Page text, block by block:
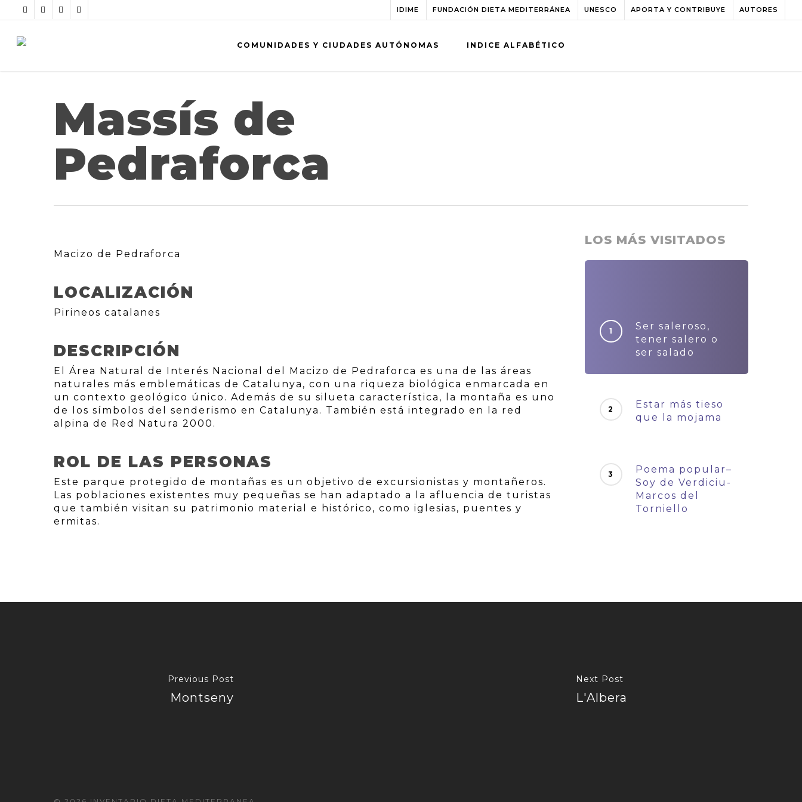
IDIME FUNDACIÓN DIETA MEDITERRÁNEA UNESCO APORTA Y CONTRIBUYE AUTORES
COMUNIDADES Y CIUDADES AUTÓNOMAS INDICE ALFABÉTICO
Massís de
Pedraforca
Macizo de Pedraforca
LOCALIZACIÓN
Pirineos catalanes
DESCRIPCIÓN
El Área Natural de Interés Nacional del Macizo de Pedraforca es una de las áreas
naturales más emblemáticas de Catalunya, con una riqueza biológica enmarcada en
un contexto geológico único. Además de su silueta característica, la montaña es uno
de los símbolos del senderismo en Catalunya. También está integrado en la red
alpina de Red Natura 2000.
ROL DE LAS PERSONAS
Este parque protegido de montañas es un objetivo de excursionistas y montañeros.
Las poblaciones existentes muy pequeñas se han adaptado a la afluencia de turistas
que también visitan su patrimonio material e histórico, como iglesias, puentes y
ermitas.
LOS MÁS VISITADOS
Ser saleroso,
tener salero o
ser salado
Estar más tieso
que la mojama
Poema popular–
Soy de Verdiciu-
Marcos del
Torniello
Previous Post
Montseny
Next Post
L'Albera